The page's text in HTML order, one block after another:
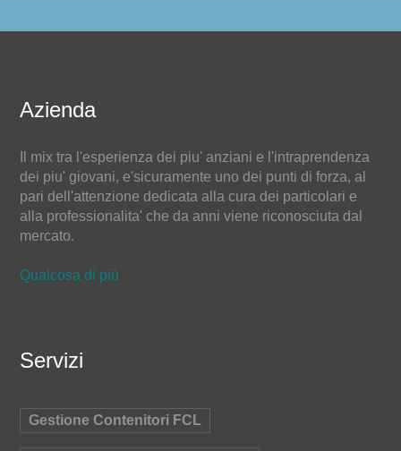
Azienda
Il mix tra l'esperienza dei piu' anziani e l'intraprendenza
dei piu' giovani, e'sicuramente uno dei punti di forza, al
pari dell'attenzione dedicata alla cura dei particolari e
alla professionalita' che da anni viene riconosciuta dal
mercato.
Qualcosa di più
Servizi
Gestione Contenitori FCL